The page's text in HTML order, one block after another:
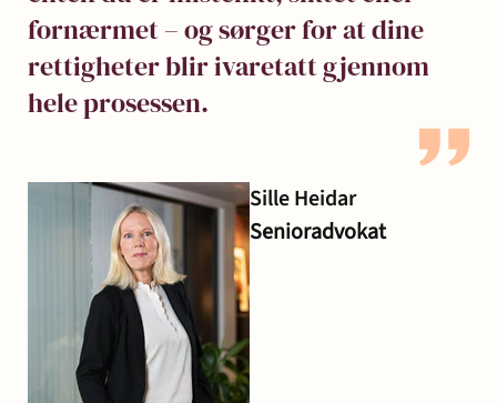
fornærmet – og sørger for at dine
rettigheter blir ivaretatt gjennom
hele prosessen.
Sille Heidar
Senioradvokat